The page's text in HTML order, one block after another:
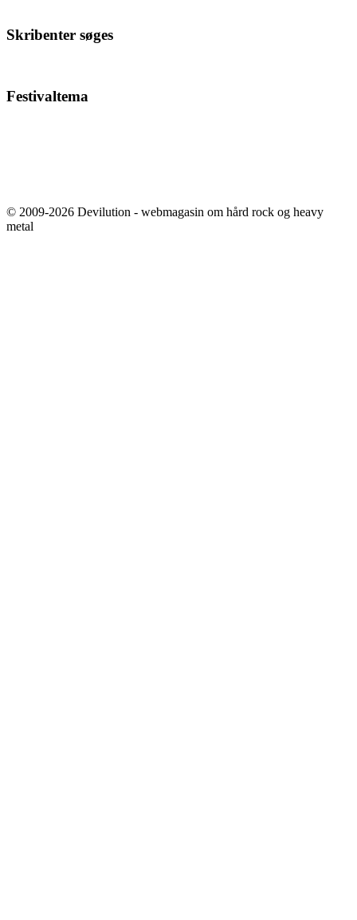
Skribenter søges
Festivaltema
© 2009-2026 Devilution - webmagasin om hård rock og heavy
metal